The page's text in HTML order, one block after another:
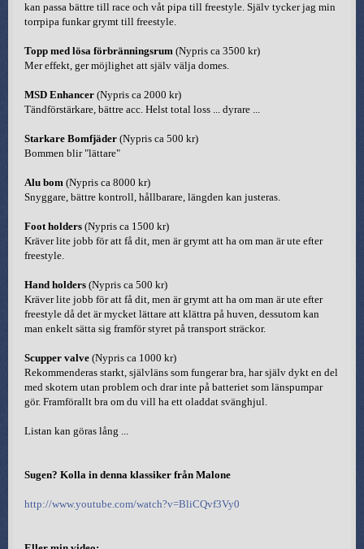
kan passa bättre till race och våt pipa till freestyle. Själv tycker jag min
torrpipa funkar grymt till freestyle.
Topp med lösa förbränningsrum (Nypris ca 3500 kr)
Mer effekt, ger möjlighet att själv välja domes.
MSD Enhancer (Nypris ca 2000 kr)
Tändförstärkare, bättre acc. Helst total loss ... dyrare ...
Starkare Bomfjäder (Nypris ca 500 kr)
Bommen blir "lättare"
Alu bom (Nypris ca 8000 kr)
Snyggare, bättre kontroll, hållbarare, längden kan justeras.
Foot holders (Nypris ca 1500 kr)
Kräver lite jobb för att få dit, men är grymt att ha om man är ute efter
freestyle.
Hand holders (Nypris ca 500 kr)
Kräver lite jobb för att få dit, men är grymt att ha om man är ute efter
freestyle då det är mycket lättare att klättra på huven, dessutom kan
man enkelt sätta sig framför styret på transport sträckor.
Scupper valve (Nypris ca 1000 kr)
Rekommenderas starkt, självläns som fungerar bra, har själv dykt en del
med skotern utan problem och drar inte på batteriet som länspumpar
gör. Framförallt bra om du vill ha ett oladdat svänghjul.
Listan kan göras lång ...
Sugen? Kolla in denna klassiker från Malone
http://www.youtube.com/watch?v=BliCQvf3Vy0